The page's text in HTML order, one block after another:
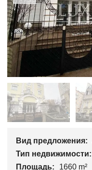
Вид предложения:
Тип недвижимости:
Площадь:
1660 m²